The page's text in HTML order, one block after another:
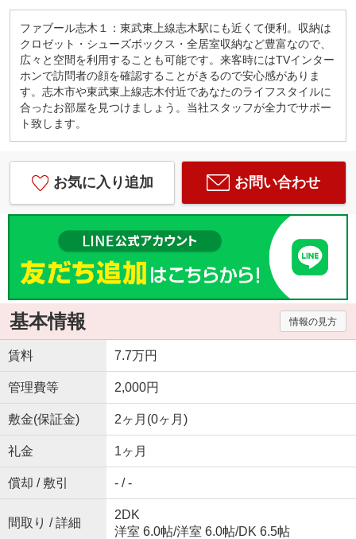
ファブール志木１：東武東上線志木駅にも近くて便利。収納は
クロゼット・シューズボックス・全居室収納など豊富なので、
広々と空間を利用することも可能です。来客時にはTVインター
ホンで訪問者の顔を確認することがきるので安心感がありま
す。志木市や東武東上線志木付近であなたのライフスタイルに
合ったお部屋を見つけましょう。当社スタッフが全力でサポー
ト致します。
お気に入り追加 お問い合わせ
基本情報 情報の見方
賃料 7.7万円
管理費等 2,000円
敷金(保証金) 2ヶ月(0ヶ月)
礼金 1ヶ月
償却 / 敷引 - / -
間取り / 詳細
2DK
洋室 6.0帖/洋室 6.0帖/DK 6.5帖